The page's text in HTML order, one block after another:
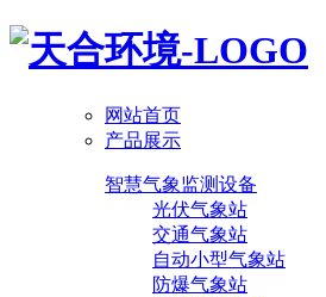
网站首页
产品展示
智慧气象监测设备
光伏气象站
交通气象站
自动小型气象站
防爆气象站